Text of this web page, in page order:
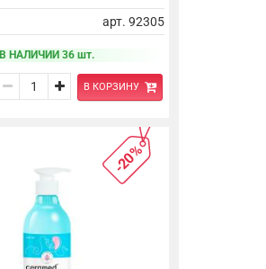
арт. 92305
В НАЛИЧИИ 36 шт.
В КОРЗИНУ
-20%